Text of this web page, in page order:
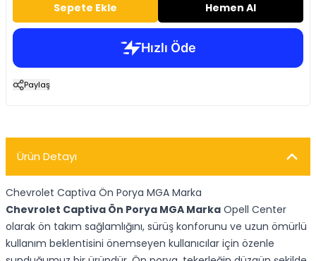
Sepete Ekle Hemen Al
Paylaş
Ürün Detayı
Chevrolet Captiva Ön Porya MGA Marka
Chevrolet Captiva Ön Porya MGA Marka Opell Center
olarak ön takım sağlamlığını, sürüş konforunu ve uzun ömürlü
kullanım beklentisini önemseyen kullanıcılar için özenle